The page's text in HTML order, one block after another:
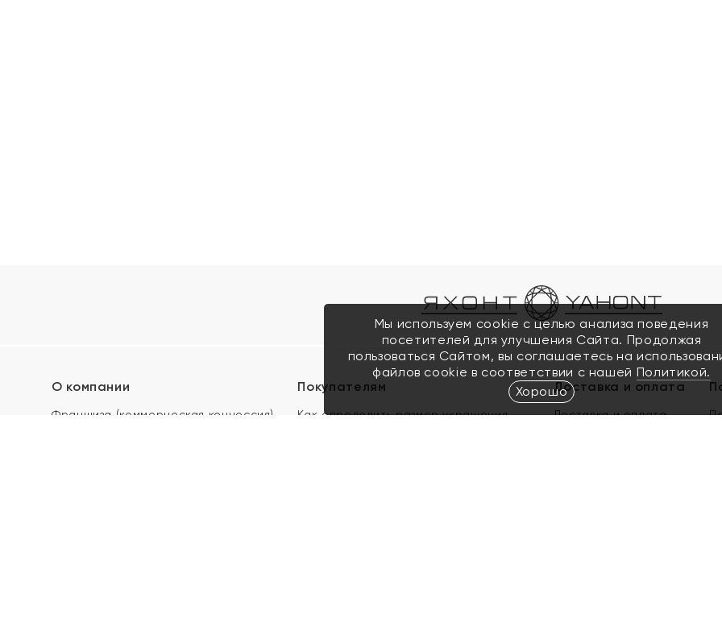
О компании
Франшиза (коммерческая концессия)
Покупателям
Как определить размер украшения
Доставка и оплата
Доставка и оплата
Мы используем cookie с целью анализа поведения
посетителей для улучшения Сайта. Продолжая
пользоваться Сайтом, вы соглашаетесь на
файлов cookie в соответствии с нашей Политикой.
Хорошо